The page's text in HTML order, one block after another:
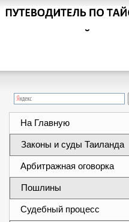
На Главную
Законы и суды Таиланда
Арбитражная оговорка
Пошлины
Судебный процесс